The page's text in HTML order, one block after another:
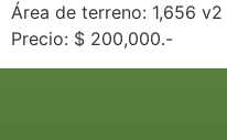
Área de terreno: 1,656 v2
Precio: $ 200,000.-